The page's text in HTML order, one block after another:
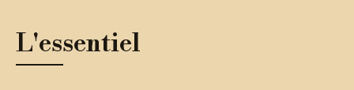
L'essentiel